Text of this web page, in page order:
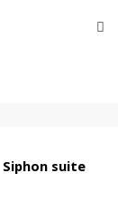
Siphon suite